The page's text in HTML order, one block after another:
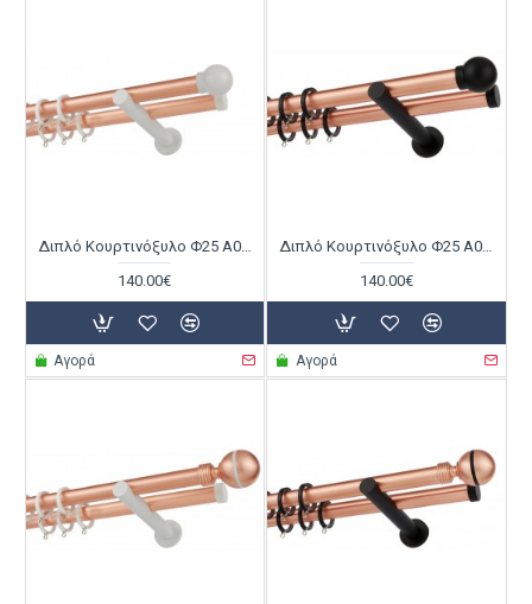
Διπλό Κουρτινόξυλο Φ25 Α0058 Χαλκός Ματ / Λευκό
140.00€
Αγορά
Διπλό Κουρτινόξυλο Φ25 Α0058 Χαλκός Ματ / Μαύρο
140.00€
Αγορά